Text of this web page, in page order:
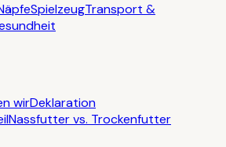
SpielzeugTransport &
wirDeklaration
Nassfutter vs. Trockenfutter